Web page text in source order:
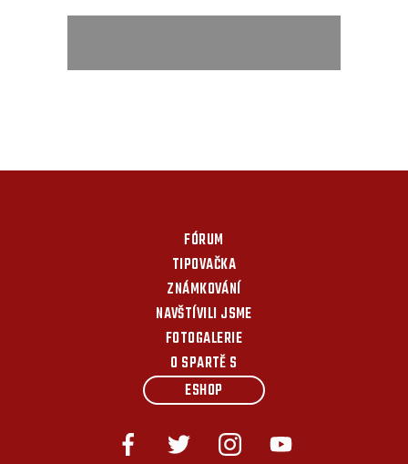
FÓRUM
TIPOVAČKA
ZNÁMKOVÁNÍ
NAVŠTÍVILI JSME
FOTOGALERIE
O SPARTĚ S
ESHOP